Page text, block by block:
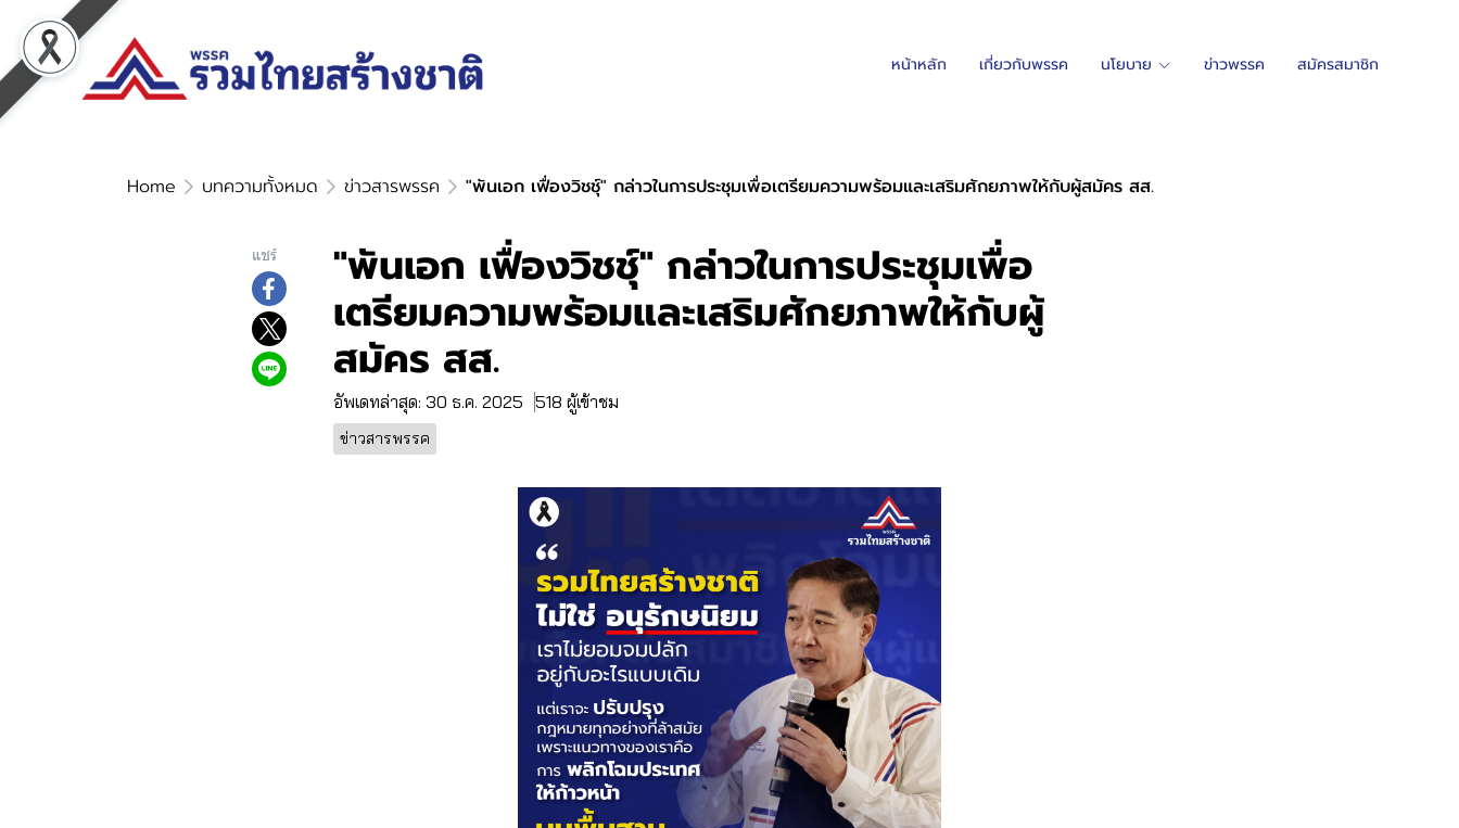
หน้าหลัก เกี่ยวกับพรรค นโยบาย ข่าวพรรค สมัครสมาชิก
Home บทความทั้งหมด ข่าวสารพรรค "พันเอก เฟื่องวิชชุ์" กล่าวในการประชุมเพื่อเตรียมความพร้อมและเสริมศักยภาพให้กับผู้สมัคร สส.
แชร์ "พันเอก เฟื่องวิชชุ์" กล่าวในการประชุมเพื่อ
เตรียมความพร้อมและเสริมศักยภาพให้กับผู้
สมัคร สส.
อัพเดทล่าสุด: 30 ธ.ค. 2025 518 ผู้เข้าชม
ข่าวสารพรรค